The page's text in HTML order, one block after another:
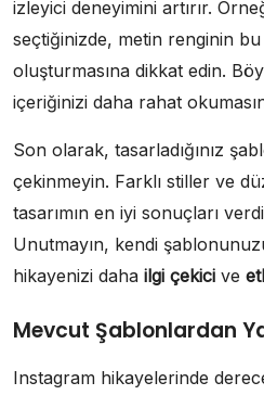
izleyici deneyimini artırır.
seçtiğinizde, metin renginin
oluşturmasına dikkat edin.
içeriğinizi daha rahat
Son olarak, tasarladığınız
çekinmeyin. Farklı stiller ve
tasarımın en iyi sonuçları
Unutmayın, kendi
hikayenizi daha ilgi çekici ve
Mevcut Şablonlardan
Instagram hikayelerinde